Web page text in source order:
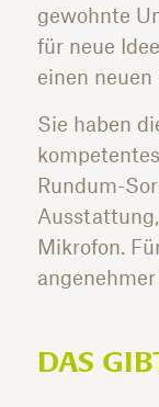
gewohnte
für neue
einen neuen
Sie haben
Rundum-
Mikrofon.
DAS